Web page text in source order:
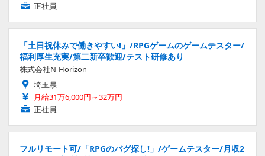
正社員
「土日祝休みで働きやすい!」/RPGゲームのゲームテスター/
福利厚生充実/第二新卒歓迎/テスト研修あり
株式会社N-Horizon
埼玉県
月給31万6,000円～32万円
正社員
フルリモート可/「RPGのバグ探し!」/ゲームテスター/月収2